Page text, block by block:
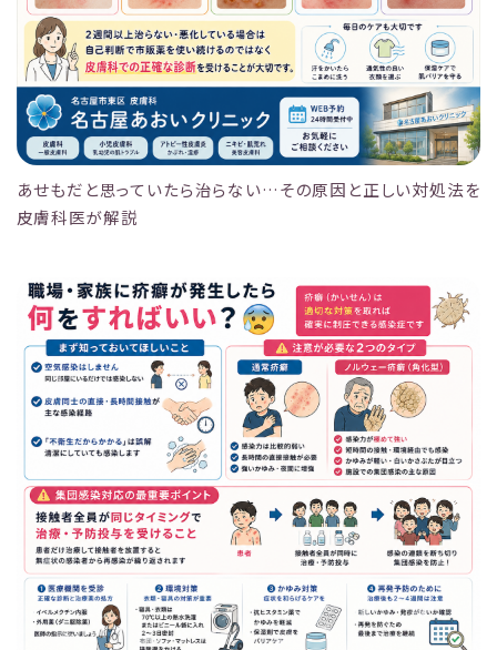
あせもだと思っていたら治らない…その原因と正しい対処法を
皮膚科医が解説